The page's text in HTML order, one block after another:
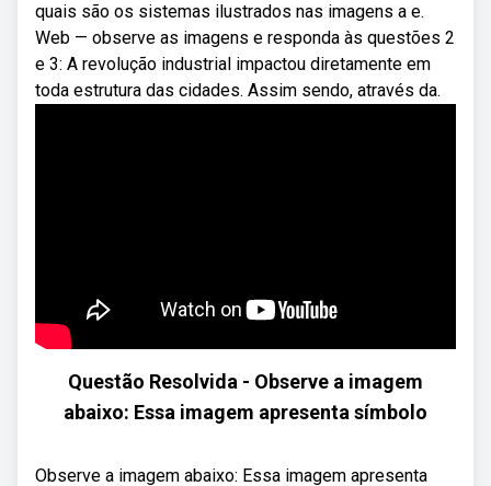
quais são os sistemas ilustrados nas imagens a e.
Web — observe as imagens e responda às questões 2
e 3: A revolução industrial impactou diretamente em
toda estrutura das cidades. Assim sendo, através da.
Questão Resolvida - Observe a imagem
abaixo: Essa imagem apresenta símbolo
Observe a imagem abaixo: Essa imagem apresenta